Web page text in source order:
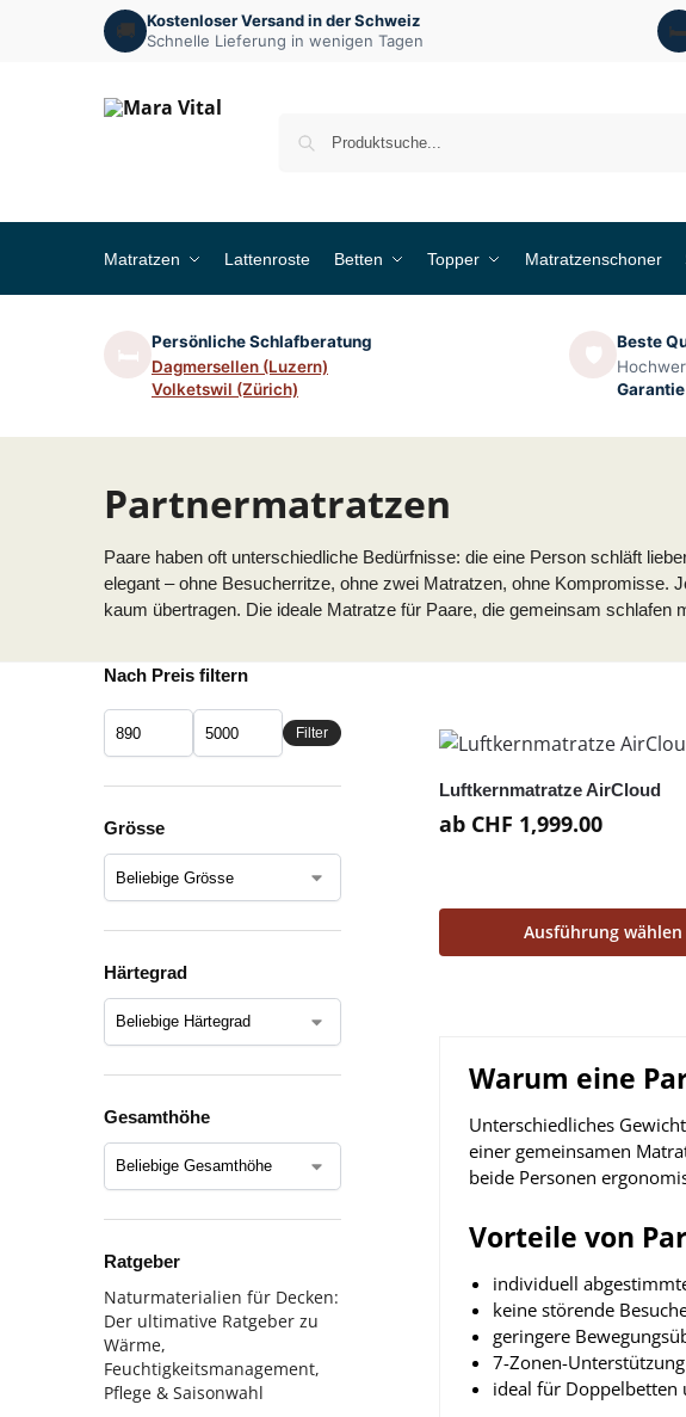
🚚
Kostenloser Versand in der Schweiz
Schnelle Lieferung in wenigen Tagen
Matratzen Lattenroste Betten Topper Matratzenschoner
Persönliche Schlafberatung
Dagmersellen (Luzern)
Volketswil (Zürich)
Beste
Garantie
Partnermatratzen
Paare haben oft unterschiedliche Bedürfnisse: die eine Person schläft
elegant – ohne Besucherritze, ohne zwei Matratzen, ohne Kompromisse.
kaum übertragen. Die ideale Matratze für Paare, die gemeinsam schlafen
Luftkernmatratze AirCloud
ab CHF 1,999.00
Ausführung wählen
Warum eine
Unterschiedliches
einer gemeinsamen
beide Personen
Vorteile von
individuell
keine störende
geringere
7-Zonen-
ideal für Doppelbetten
Nach Preis filtern
Filter
Grösse
Härtegrad
Gesamthöhe
Ratgeber
Naturmaterialien für Decken:
Der ultimative Ratgeber zu
Wärme,
Feuchtigkeitsmanagement,
Pflege & Saisonwahl